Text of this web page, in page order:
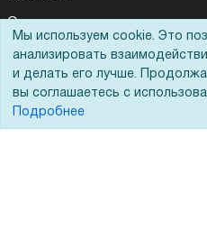
Оплата
Для дилеров
Лизинг
Кредитование
Мы используем cookie. Это
анализировать
и делать его лучше.
вы соглашаетесь с
Подробнее